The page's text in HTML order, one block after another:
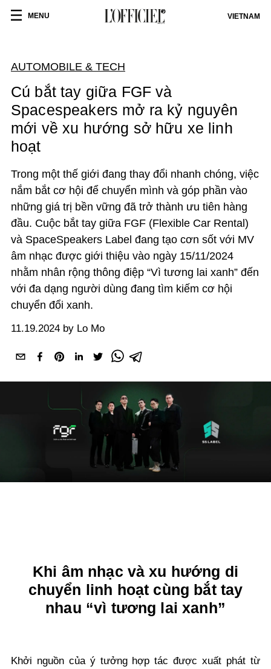
MENU VIETNAM
AUTOMOBILE & TECH
Cú bắt tay giữa FGF và
Spacespeakers mở ra kỷ nguyên
mới về xu hướng sở hữu xe linh
hoạt
Trong một thế giới đang thay đổi nhanh chóng, việc
nắm bắt cơ hội để chuyển mình và góp phần vào
những giá trị bền vững đã trở thành ưu tiên hàng
đầu. Cuộc bắt tay giữa FGF (Flexible Car Rental)
và SpaceSpeakers Label đang tạo cơn sốt với MV
âm nhạc được giới thiệu vào ngày 15/11/2024
nhằm nhân rộng thông điệp “Vì tương lai xanh” đến
với đa dạng người dùng đang tìm kiếm cơ hội
chuyển đổi xanh.
11.19.2024 by Lo Mo
Khi âm nhạc và xu hướng di
chuyển linh hoạt cùng bắt tay
nhau “vì tương lai xanh”
Khởi nguồn của ý tưởng hợp tác được xuất phát từ